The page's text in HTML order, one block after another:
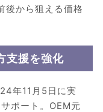
後から狙える価格
支援を強化
年11月5日に実
ポート。OEM元